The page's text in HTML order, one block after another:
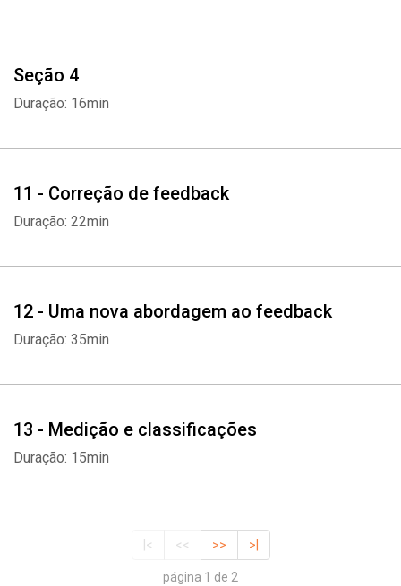
Seção 4
Duração: 16min
11 - Correção de feedback
Duração: 22min
12 - Uma nova abordagem ao feedback
Duração: 35min
13 - Medição e classificações
Duração: 15min
|< << >> >|
página 1 de 2